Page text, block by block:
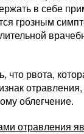
в себе
грозным
что рвота,
облегчение.
отравления